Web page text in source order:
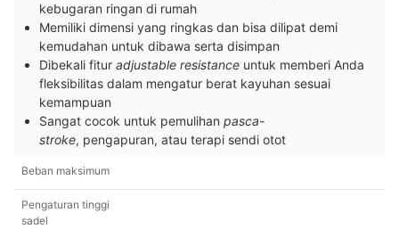
kebugaran ringan di rumah
Memiliki dimensi yang ringkas dan bisa dilipat demi
kemudahan untuk dibawa serta disimpan
Dibekali fitur adjustable resistance untuk memberi Anda
fleksibilitas dalam mengatur berat kayuhan sesuai
kemampuan
Sangat cocok untuk pemulihan pasca-
stroke, pengapuran, atau terapi sendi otot
Beban maksimum
Pengaturan tinggi
sadel